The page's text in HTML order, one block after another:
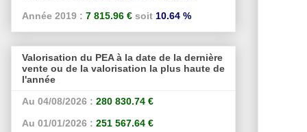
Année 2019 : 7 815.96 € soit 10.64 %
Valorisation du PEA à la date de la dernière
vente ou de la valorisation la plus haute de
l'année
Au 04/08/2026 : 280 830.74 €
Au 01/01/2026 : 251 567.64 €